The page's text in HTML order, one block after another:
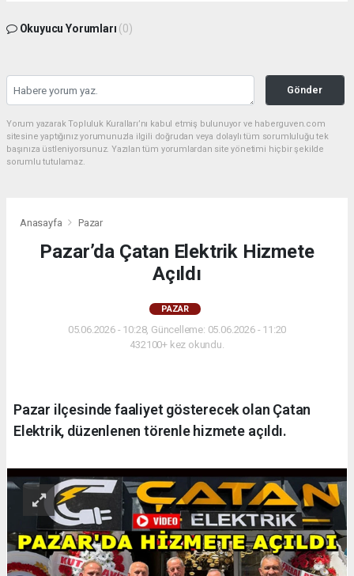
Okuyucu Yorumları (0)
Gönder
Yorum yazarak Topluluk Kuralları’nı kabul etmiş bulunuyor ve haberguven.com
sitesine yaptığınız yorumunuzla ilgili doğrudan veya dolaylı tüm sorumluluğu tek
başınıza üstleniyorsunuz. Yazılan tüm yorumlardan site yönetimi hiçbir şekilde
sorumlu tutulamaz.
Anasayfa Pazar
Pazar’da Çatan Elektrik Hizmete
Açıldı
PAZAR
05.06.2026 - 10:28, Güncelleme: 05.06.2026 - 11:20
432100+ kez okundu.
Pazar ilçesinde faaliyet gösterecek olan Çatan
Elektrik, düzenlenen törenle hizmete açıldı.